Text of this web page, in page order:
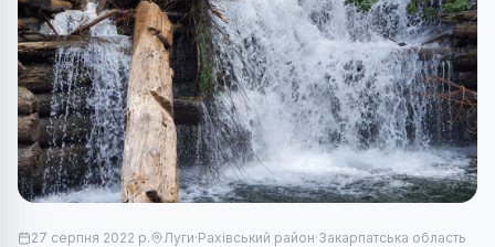
27 серпня 2022 р. Луги·Рахівський район·Закарпатська область